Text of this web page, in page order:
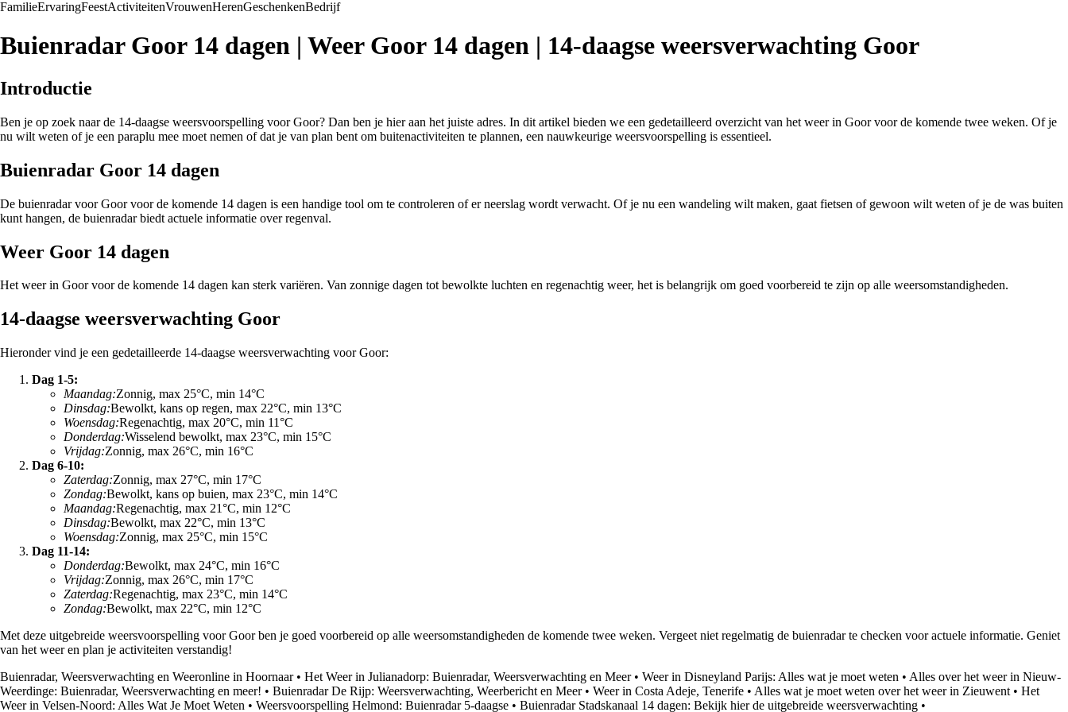
FamilieErvaringFeestActiviteitenVrouwenHerenGeschenkenBedrijf
Buienradar Goor 14 dagen | Weer Goor 14 dagen | 14-daagse weersverwachting Goor
Introductie
Ben je op zoek naar de 14-daagse weersvoorspelling voor Goor? Dan ben je hier aan het juiste adres. In dit artikel bieden we een gedetailleerd overzicht van het weer in Goor voor de komende twee weken. Of je
nu wilt weten of je een paraplu mee moet nemen of dat je van plan bent om buitenactiviteiten te plannen, een nauwkeurige weersvoorspelling is essentieel.
Buienradar Goor 14 dagen
De buienradar voor Goor voor de komende 14 dagen is een handige tool om te controleren of er neerslag wordt verwacht. Of je nu een wandeling wilt maken, gaat fietsen of gewoon wilt weten of je de was buiten
kunt hangen, de buienradar biedt actuele informatie over regenval.
Weer Goor 14 dagen
Het weer in Goor voor de komende 14 dagen kan sterk variëren. Van zonnige dagen tot bewolkte luchten en regenachtig weer, het is belangrijk om goed voorbereid te zijn op alle weersomstandigheden.
14-daagse weersverwachting Goor
Hieronder vind je een gedetailleerde 14-daagse weersverwachting voor Goor:
Dag 1-5:
Maandag:Zonnig, max 25°C, min 14°C
Dinsdag:Bewolkt, kans op regen, max 22°C, min 13°C
Woensdag:Regenachtig, max 20°C, min 11°C
Donderdag:Wisselend bewolkt, max 23°C, min 15°C
Vrijdag:Zonnig, max 26°C, min 16°C
Dag 6-10:
Zaterdag:Zonnig, max 27°C, min 17°C
Zondag:Bewolkt, kans op buien, max 23°C, min 14°C
Maandag:Regenachtig, max 21°C, min 12°C
Dinsdag:Bewolkt, max 22°C, min 13°C
Woensdag:Zonnig, max 25°C, min 15°C
Dag 11-14:
Donderdag:Bewolkt, max 24°C, min 16°C
Vrijdag:Zonnig, max 26°C, min 17°C
Zaterdag:Regenachtig, max 23°C, min 14°C
Zondag:Bewolkt, max 22°C, min 12°C
Met deze uitgebreide weersvoorspelling voor Goor ben je goed voorbereid op alle weersomstandigheden de komende twee weken. Vergeet niet regelmatig de buienradar te checken voor actuele informatie. Geniet
van het weer en plan je activiteiten verstandig!
Buienradar, Weersverwachting en Weeronline in Hoornaar• Het Weer in Julianadorp: Buienradar, Weersverwachting en Meer• Weer in Disneyland Parijs: Alles wat je moet weten • Alles over het weer in Nieuw-
Weerdinge: Buienradar, Weersverwachting en meer! • Buienradar De Rijp: Weersverwachting, Weerbericht en Meer• Weer in Costa Adeje, Tenerife • Alles wat je moet weten over het weer in Zieuwent • Het
Weer in Velsen-Noord: Alles Wat Je Moet Weten • Weersvoorspelling Helmond: Buienradar 5-daagse • Buienradar Stadskanaal 14 dagen: Bekijk hier de uitgebreide weersverwachting •